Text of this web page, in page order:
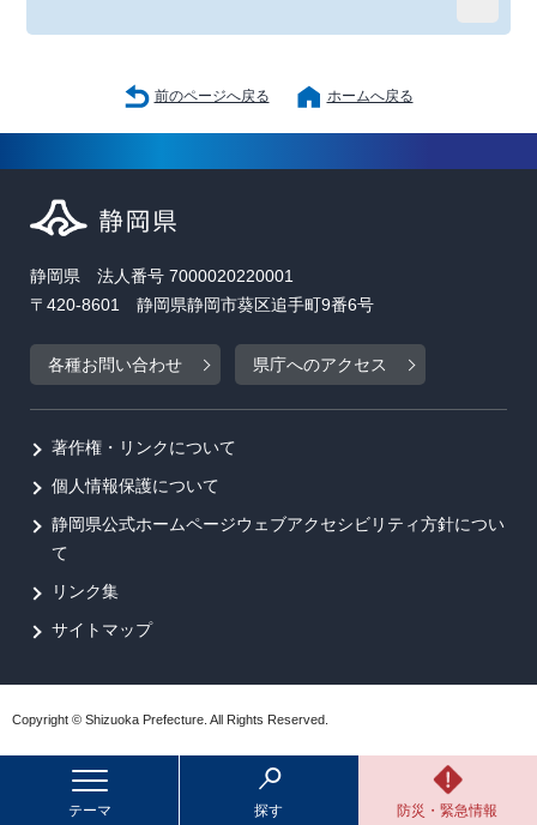
前のページへ戻る ホームへ戻る
テーマ 探す 防災・緊急情報
静岡県 法人番号 7000020220001
〒420-8601 静岡県静岡市葵区追手町9番6号
各種お問い合わせ 県庁へのアクセス
著作権・リンクについて
個人情報保護について
静岡県公式ホームページウェブアクセシビリティ方針につい
て
リンク集
サイトマップ
Copyright © Shizuoka Prefecture. All Rights Reserved.